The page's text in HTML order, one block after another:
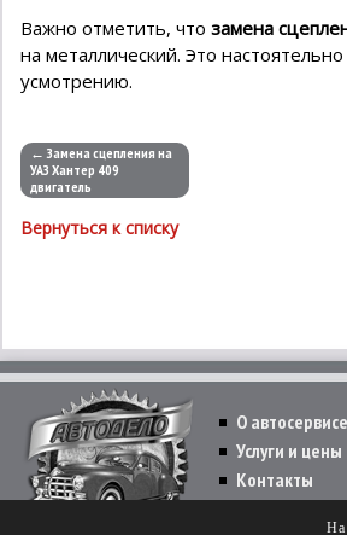
Важно отметить, что замена
на металлический. Это
усмотрению.
← Замена сцепления на
УАЗ Хантер 409
двигатель
Вернуться к списку
О автосервисе
Услуги и цены
Контакты
На